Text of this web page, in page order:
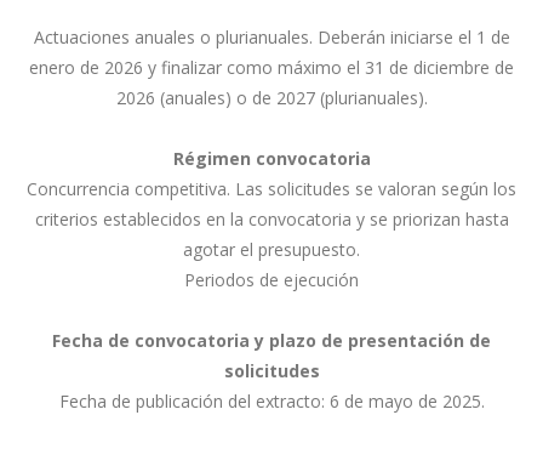
Actuaciones anuales o plurianuales. Deberán iniciarse el 1 de
enero de 2026 y finalizar como máximo el 31 de diciembre de
2026 (anuales) o de 2027 (plurianuales).
Régimen convocatoria
Concurrencia competitiva. Las solicitudes se valoran según los
criterios establecidos en la convocatoria y se priorizan hasta
agotar el presupuesto.
Periodos de ejecución
Fecha de convocatoria y plazo de presentación de
solicitudes
Fecha de publicación del extracto: 6 de mayo de 2025.